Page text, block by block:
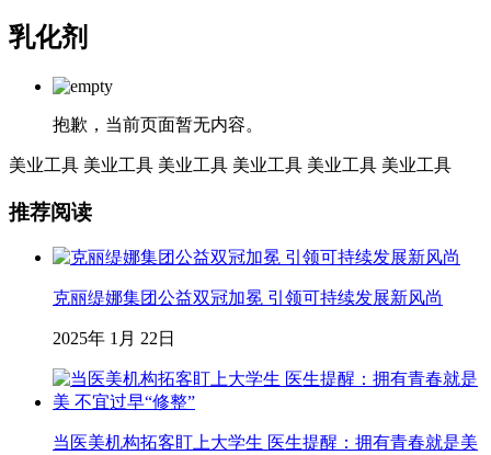
乳化剂
抱歉，当前页面暂无内容。
美业工具 美业工具 美业工具 美业工具 美业工具 美业工具
推荐阅读
克丽缇娜集团公益双冠加冕 引领可持续发展新风尚
2025年 1月 22日
当医美机构拓客盯上大学生 医生提醒：拥有青春就是美